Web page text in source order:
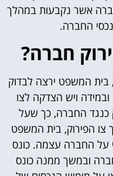
אשר נקבעות במהלך
החברה.
חברה?
המשפט ירצה לבדוק
ויש הצדקה לצו
כנגד החברה, כך שעל
צו הפירוק, בית המשפט
על החברה עצמה. כונס
ובמשך ממנה כונס